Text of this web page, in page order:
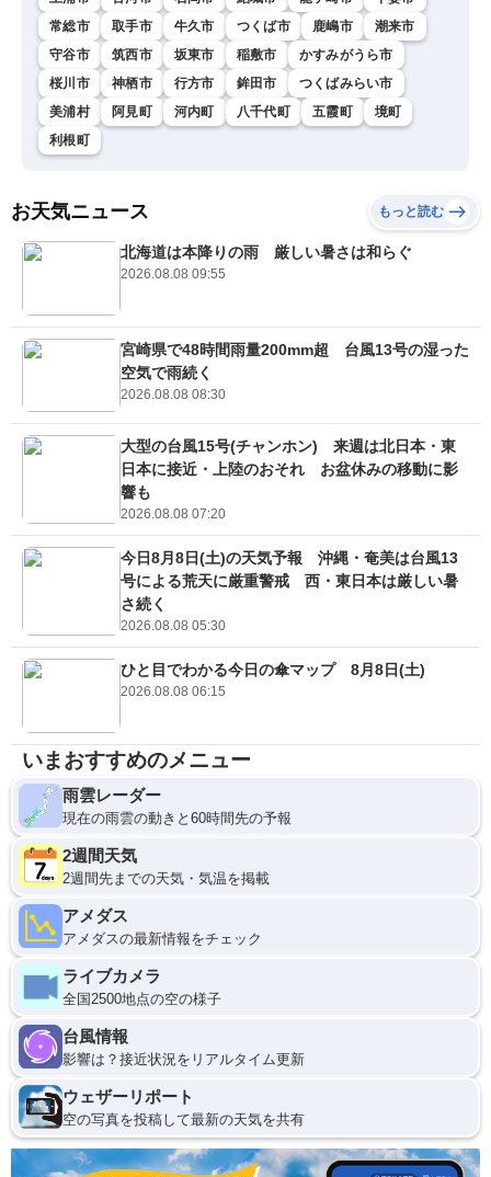
常総市
取手市 牛久市 つくば市 鹿嶋市
潮来市
守谷市
筑西市 坂東市 稲敷市
かすみがうら市
桜川市
神栖市 行方市 鉾田市
つくばみらい市
美浦村
阿見町 河内町 八千代町 五霞町
境町
利根町
お天気ニュース もっと読む
北海道は本降りの雨 厳しい暑さは和らぐ
2026.08.08 09:55
宮崎県で48時間雨量200mm超 台風13号の湿った
空気で雨続く
2026.08.08 08:30
大型の台風15号(チャンホン) 来週は北日本・東
日本に接近・上陸のおそれ お盆休みの移動に影
響も
2026.08.08 07:20
今日8月8日(土)の天気予報 沖縄・奄美は台風13
号による荒天に厳重警戒 西・東日本は厳しい暑
さ続く
2026.08.08 05:30
ひと目でわかる今日の傘マップ 8月8日(土)
2026.08.08 06:15
いまおすすめのメニュー
雨雲レーダー
現在の雨雲の動きと60時間先の予報
2週間天気
2週間先までの天気・気温を掲載
アメダス
アメダスの最新情報をチェック
ライブカメラ
全国2500地点の空の様子
台風情報
影響は？接近状況をリアルタイム更新
ウェザーリポート
空の写真を投稿して最新の天気を共有